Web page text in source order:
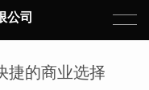
公司
捷的商业选择